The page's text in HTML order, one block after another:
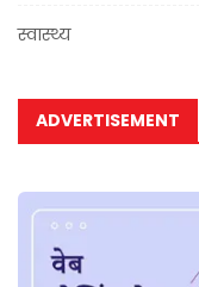
स्वास्थ्य
ADVERTISEMENT